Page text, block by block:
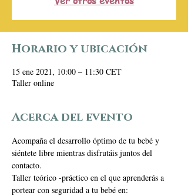
Horario y ubicación
15 ene 2021, 10:00 – 11:30 CET
Taller online
Acerca del evento
Acompaña el desarrollo óptimo de tu bebé y
siéntete libre mientras disfrutáis juntos del
contacto.
Taller teórico -práctico en el que aprenderás a
portear con seguridad a tu bebé en: